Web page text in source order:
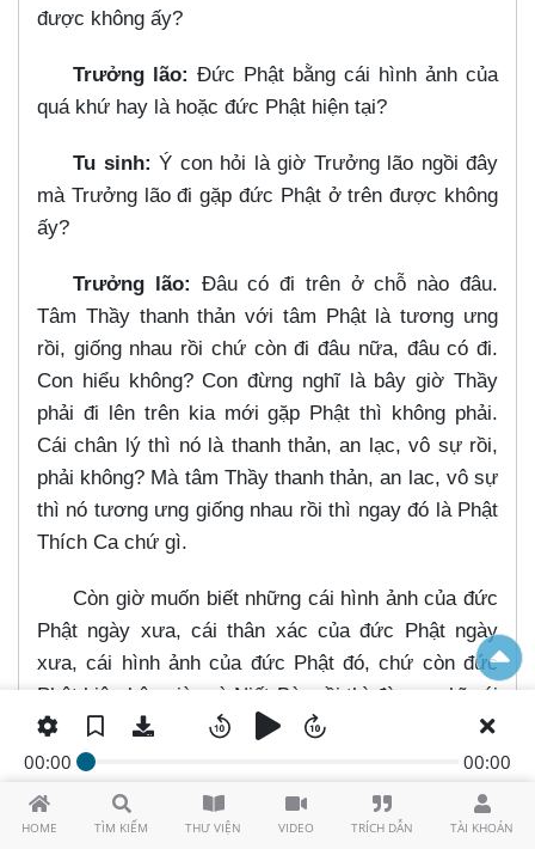
HOME TÌM KIẾM THƯ VIỆN VIDEO TRÍCH DẪN TÀI KHOẢN
00:00 00:00
được không ấy?
Trưởng lão: Đức Phật bằng cái hình ảnh của
quá khứ hay là hoặc đức Phật hiện tại?
Tu sinh: Ý con hỏi là giờ Trưởng lão ngồi đây
mà Trưởng lão đi gặp đức Phật ở trên được không
ấy?
Trưởng lão: Đâu có đi trên ở chỗ nào đâu.
Tâm Thầy thanh thản với tâm Phật là tương ưng
rồi, giống nhau rồi chứ còn đi đâu nữa, đâu có đi.
Con hiểu không? Con đừng nghĩ là bây giờ Thầy
phải đi lên trên kia mới gặp Phật thì không phải.
Cái chân lý thì nó là thanh thản, an lạc, vô sự rồi,
phải không? Mà tâm Thầy thanh thản, an lac, vô sự
thì nó tương ưng giống nhau rồi thì ngay đó là Phật
Thích Ca chứ gì.
Còn giờ muốn biết những cái hình ảnh của đức
Phật ngày xưa, cái thân xác của đức Phật ngày
xưa, cái hình ảnh của đức Phật đó, chứ còn đức
Phật hiện bây giờ mà Niết Bàn rồi thì đừng nghĩ cái
thân xác của ông Phật đó. Con hiểu không? Cái
hình ảnh mà đức Phật con vua Tịnh Phạn đó, cái
thân xác của nó thì đừng nói cái chỗ thanh thản
này được.